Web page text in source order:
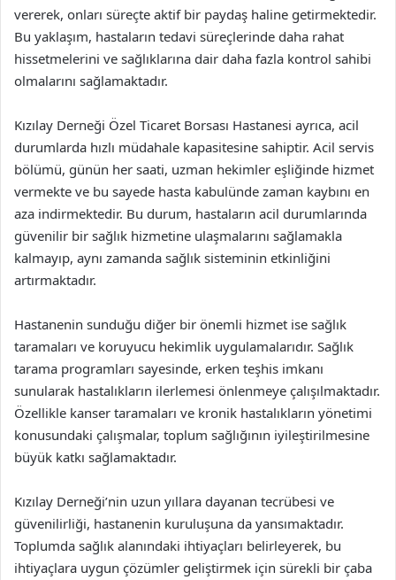
vererek, onları süreçte aktif bir paydaş haline getirmektedir.
Bu yaklaşım, hastaların tedavi süreçlerinde daha rahat
hissetmelerini ve sağlıklarına dair daha fazla kontrol sahibi
olmalarını sağlamaktadır.
Kızılay Derneği Özel Ticaret Borsası Hastanesi ayrıca, acil
durumlarda hızlı müdahale kapasitesine sahiptir. Acil servis
bölümü, günün her saati, uzman hekimler eşliğinde hizmet
vermekte ve bu sayede hasta kabulünde zaman kaybını en
aza indirmektedir. Bu durum, hastaların acil durumlarında
güvenilir bir sağlık hizmetine ulaşmalarını sağlamakla
kalmayıp, aynı zamanda sağlık sisteminin etkinliğini
artırmaktadır.
Hastanenin sunduğu diğer bir önemli hizmet ise sağlık
taramaları ve koruyucu hekimlik uygulamalarıdır. Sağlık
tarama programları sayesinde, erken teşhis imkanı
sunularak hastalıkların ilerlemesi önlenmeye çalışılmaktadır.
Özellikle kanser taramaları ve kronik hastalıkların yönetimi
konusundaki çalışmalar, toplum sağlığının iyileştirilmesine
büyük katkı sağlamaktadır.
Kızılay Derneği’nin uzun yıllara dayanan tecrübesi ve
güvenilirliği, hastanenin kuruluşuna da yansımaktadır.
Toplumda sağlık alanındaki ihtiyaçları belirleyerek, bu
ihtiyaçlara uygun çözümler geliştirmek için sürekli bir çaba